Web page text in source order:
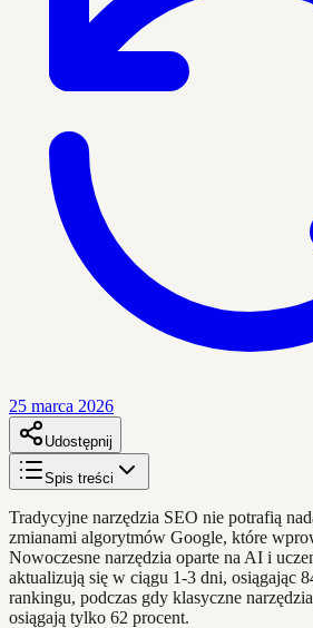
25 marca 2026
Udostępnij
Spis treści
Tradycyjne narzędzia SEO nie potrafią
zmianami algorytmów Google, które
Nowoczesne narzędzia oparte na AI i
aktualizują się w ciągu 1-3 dni, osiągając
rankingu, podczas gdy klasyczne
osiągają tylko 62 procent.